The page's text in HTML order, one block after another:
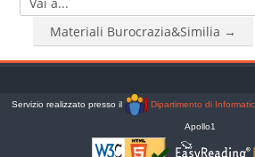
Vai a...
Materiali Burocrazia&Similia →
Servizio realizzato presso il Dipartimento di
Apollo1